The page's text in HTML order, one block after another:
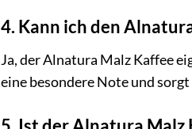
4. Kann ich den
Ja, der Alnatura Malz Kaffee
eine besondere Note und